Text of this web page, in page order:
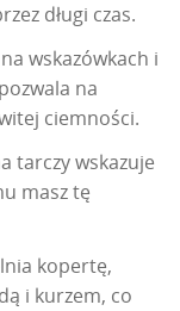
długi czas.
wskazówkach i
na
ciemności.
tarczy wskazuje
masz tę
kopertę,
i kurzem, co